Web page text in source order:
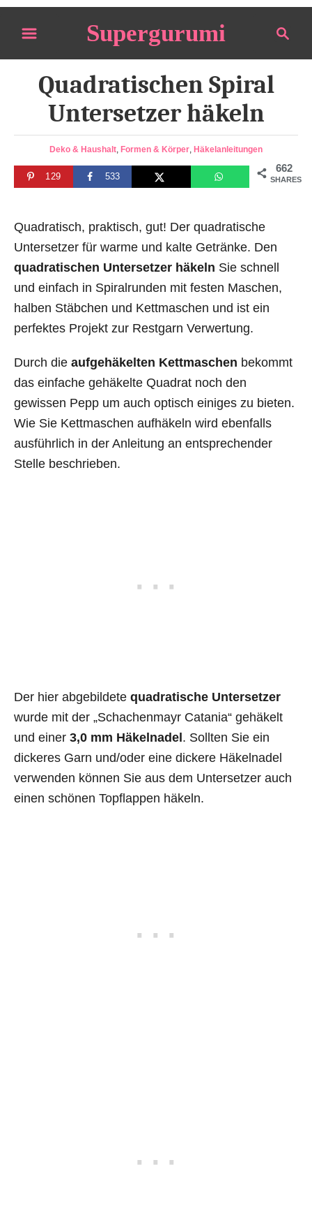
i
a
r
Supergurumi
Quadratischen Spiral
Untersetzer häkeln
C
a
t
o
i
e
Deko & Haushalt, Formen & Körper, Häkelanleitungen
662
SHARES
129 533
Quadratisch, praktisch, gut! Der quadratische
Untersetzer für warme und kalte Getränke. Den
quadratischen Untersetzer häkeln Sie schnell
und einfach in Spiralrunden mit festen Maschen,
halben Stäbchen und Kettmaschen und ist ein
perfektes Projekt zur Restgarn Verwertung.
Durch die aufgehäkelten Kettmaschen bekommt
das einfache gehäkelte Quadrat noch den
gewissen Pepp um auch optisch einiges zu bieten.
Wie Sie Kettmaschen aufhäkeln wird ebenfalls
ausführlich in der Anleitung an entsprechender
Stelle beschrieben.
Der hier abgebildete quadratische Untersetzer
wurde mit der „Schachenmayr Catania“ gehäkelt
und einer 3,0 mm Häkelnadel. Sollten Sie ein
dickeres Garn und/oder eine dickere Häkelnadel
verwenden können Sie aus dem Untersetzer auch
einen schönen Topflappen häkeln.